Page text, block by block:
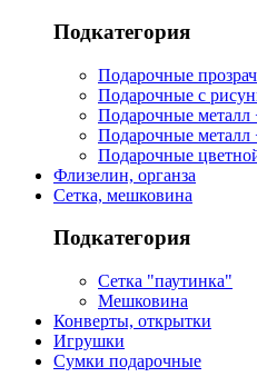
Подкатегория
Подарочные
Подарочные с
Подарочные металл
Подарочные металл
Подарочные
Флизелин, органза
Сетка, мешковина
Подкатегория
Сетка "паутинка"
Мешковина
Конверты, открытки
Игрушки
Сумки подарочные